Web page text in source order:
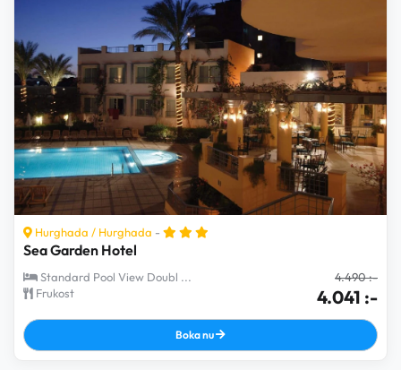
Hurghada / Hurghada -
Sea Garden Hotel
Standard Pool View Doubl ...
Frukost
4.490 :-
4.041 :-
Boka nu